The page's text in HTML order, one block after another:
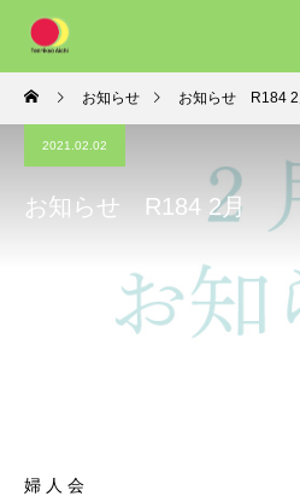
お知らせ お知らせ R184 2
2021.02.02
お知らせ R184 2月
婦 人 会